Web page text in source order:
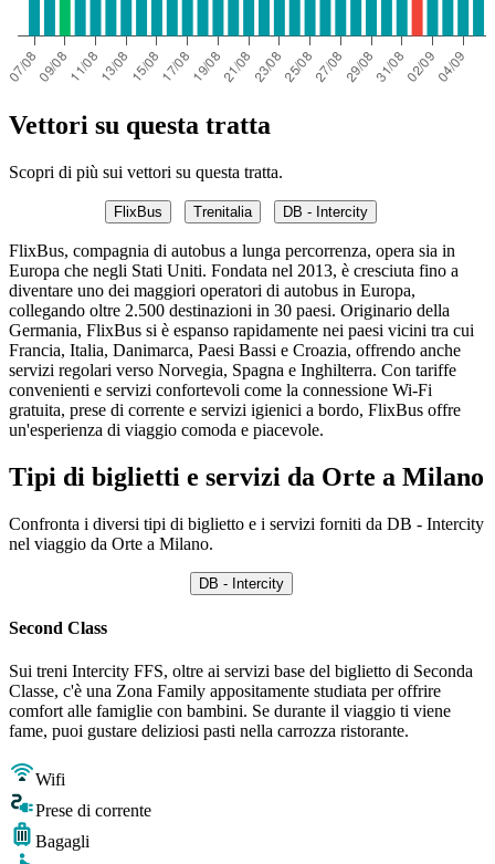
Vettori su questa tratta
Scopri di più sui vettori su questa tratta.
FlixBus Trenitalia DB - Intercity
FlixBus, compagnia di autobus a lunga percorrenza, opera sia in
Europa che negli Stati Uniti. Fondata nel 2013, è cresciuta fino a
diventare uno dei maggiori operatori di autobus in Europa,
collegando oltre 2.500 destinazioni in 30 paesi. Originario della
Germania, FlixBus si è espanso rapidamente nei paesi vicini tra cui
Francia, Italia, Danimarca, Paesi Bassi e Croazia, offrendo anche
servizi regolari verso Norvegia, Spagna e Inghilterra. Con tariffe
convenienti e servizi confortevoli come la connessione Wi-Fi
gratuita, prese di corrente e servizi igienici a bordo, FlixBus offre
un'esperienza di viaggio comoda e piacevole.
Tipi di biglietti e servizi da Orte a Milano
Confronta i diversi tipi di biglietto e i servizi forniti da DB - Intercity
nel viaggio da Orte a Milano.
DB - Intercity
Second Class
Sui treni Intercity FFS, oltre ai servizi base del biglietto di Seconda
Classe, c'è una Zona Family appositamente studiata per offrire
comfort alle famiglie con bambini. Se durante il viaggio ti viene
fame, puoi gustare deliziosi pasti nella carrozza ristorante.
Wifi
Prese di corrente
Bagagli